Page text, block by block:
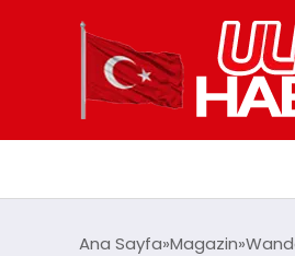
Ana Sayfa Magazin